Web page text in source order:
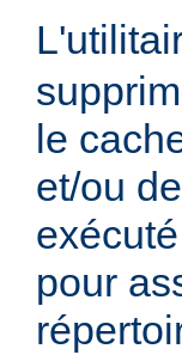
le
et/ou
pour